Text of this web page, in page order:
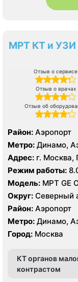
МРТ КТ и УЗИ
Отзыв о сервисе
Отзыв о врачах
Отзыв об
Район: Аэропорт
Метро: Динамо,
Адрес: г. Москва,
Режим работы:
Модель: МРТ GE
660 Asir 128
Округ: Северный
Район: Аэропорт
Метро: Динамо,
Город: Москва
КТ органов
контрастом